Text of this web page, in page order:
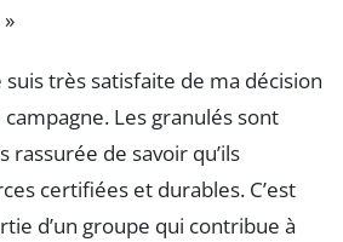
suis très satisfaite de ma décision
Les granulés sont
rassurée de savoir qu’ils
certifiées et durables. C’est
d’un groupe qui contribue à